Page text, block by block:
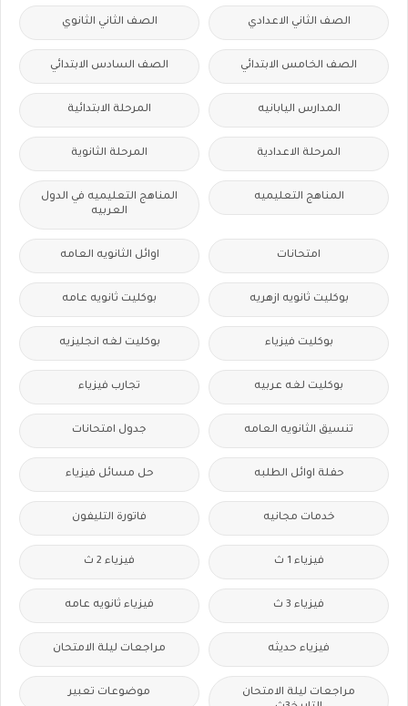
الصف الثاني الاعدادي الصف الثاني الثانوي
الصف الخامس الابتدائي الصف السادس الابتدائي
المدارس اليابانيه المرحلة الابتدائية
المرحلة الاعدادية المرحلة الثانوية
المناهج التعليميه
المناهج التعليميه في الدول
العربيه
امتحانات اوائل الثانويه العامه
بوكليت ثانويه ازهريه بوكليت ثانويه عامه
بوكليت فيزياء بوكليت لغه انجليزيه
بوكليت لغه عربيه تجارب فيزياء
تنسيق الثانويه العامه جدول امتحانات
حفلة اوائل الطلبه حل مسائل فيزياء
خدمات مجانيه فاتورة التليفون
فيزياء 1 ث فيزياء 2 ث
فيزياء 3 ث فيزياء ثانويه عامه
فيزياء حديثه مراجعات ليلة الامتحان
مراجعات ليلة الامتحان
موضوعات تعبير